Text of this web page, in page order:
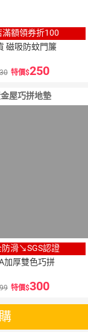
滿額領券折100
磁吸防蚊門簾
特價 250
屋巧拼地墊
防滑↘SGS認證
加厚雙色巧拼
特價 300